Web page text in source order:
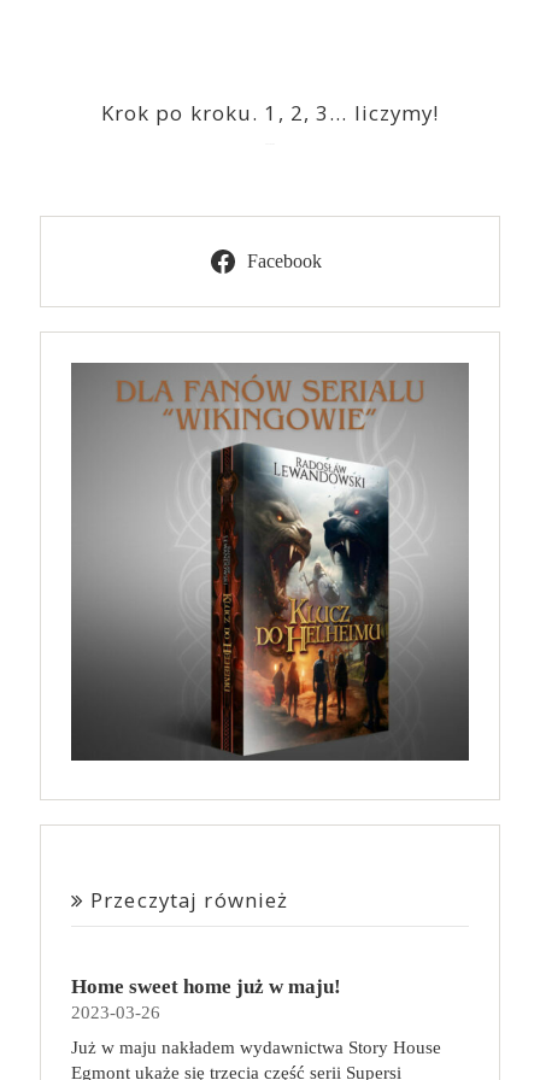
Krok po kroku. 1, 2, 3… liczymy!
Facebook
Przeczytaj również
Home sweet home już w maju!
2023-03-26
Już w maju nakładem wydawnictwa Story House
Egmont ukaże się trzecia część serii Supersi